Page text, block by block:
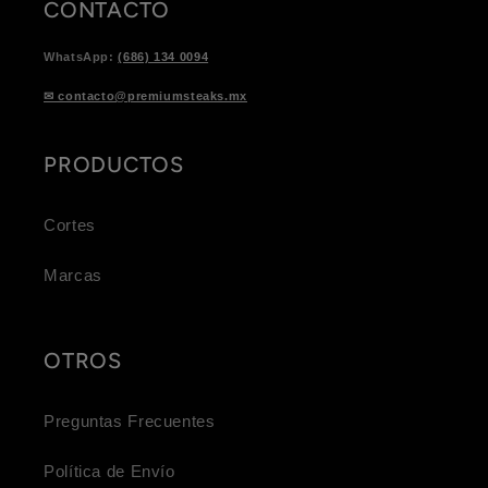
CONTACTO
WhatsApp:(686) 134 0094
✉ contacto@premiumsteaks.mx
PRODUCTOS
Cortes
Marcas
OTROS
Preguntas Frecuentes
Política de Envío